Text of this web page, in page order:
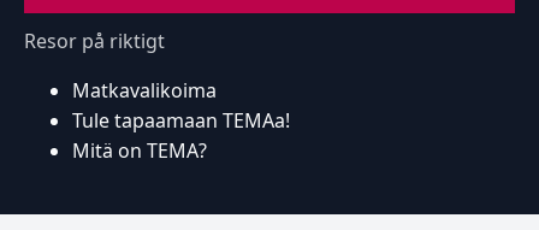
Resor på riktigt
Matkavalikoima
Tule tapaamaan TEMAa!
Mitä on TEMA?